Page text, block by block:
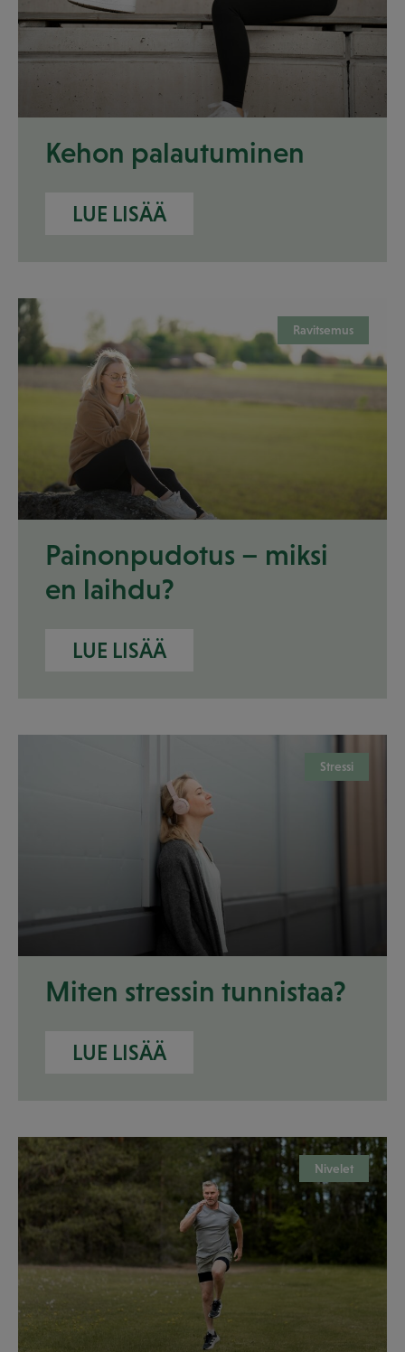
Kehon palautuminen
LUE LISÄÄ
Ravitsemus
Painonpudotus – miksi
en laihdu?
LUE LISÄÄ
Stressi
Miten stressin tunnistaa?
LUE LISÄÄ
Nivelet